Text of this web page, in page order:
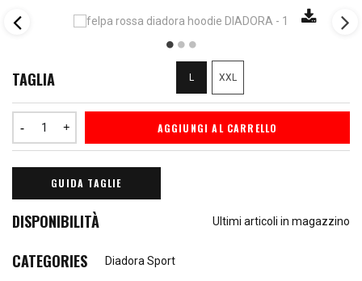
TAGLIA L XXL
AGGIUNGI AL CARRELLO
GUIDA TAGLIE
DISPONIBILITÀ Ultimi articoli in magazzino
CATEGORIES Diadora Sport